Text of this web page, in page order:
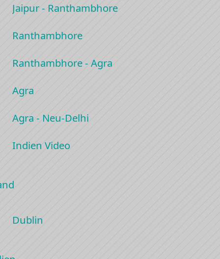
Jaipur - Ranthambhore
Ranthambhore
Ranthambhore - Agra
Agra
Agra - Neu-Delhi
Indien Video
Dublin